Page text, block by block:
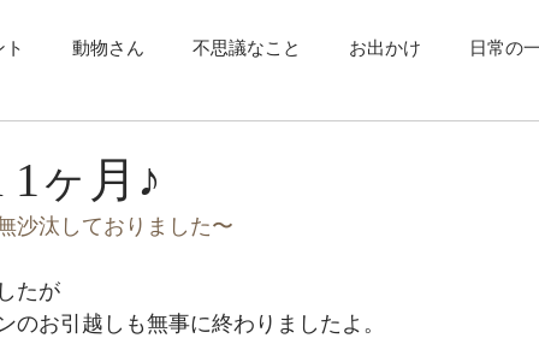
動物さん 不思議なこと お出かけ 日常の
1ヶ月♪
沙汰しておりました〜
たが
のお引越しも無事に終わりましたよ。